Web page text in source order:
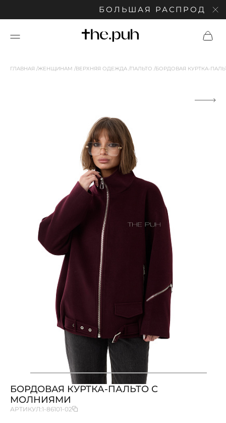
БОЛЬШАЯ РАСПРОДАЖА:
ГЛАВНАЯ ЖЕНЩИНАМ ВЕРХНЯЯ ОДЕЖДА ПАЛЬТО БОРДОВАЯ КУРТКА-
БОРДОВАЯ КУРТКА-ПАЛЬТО С
МОЛНИЯМИ
АРТИКУЛ:1-86101-02